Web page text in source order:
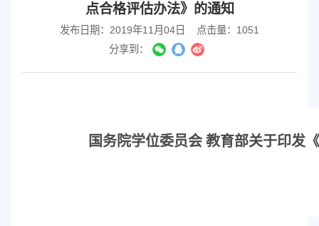
点合格评估办法》的通知
发布日期：2019年11月04日 点击量： 1051
分享到：
国务院学位委员会 教育部关于印发